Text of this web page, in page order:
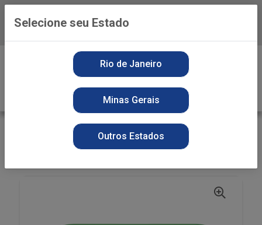
Baixe já o APP da Playvender
HIGIENE PESSOAL
FRALDAS JUMBINHO
Selecione seu Estado
Rio de Janeiro
Minas Gerais
Outros Estados